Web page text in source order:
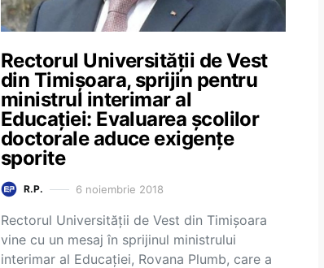
Rectorul Universității de Vest
din Timișoara, sprijin pentru
ministrul interimar al
Educației: Evaluarea școlilor
doctorale aduce exigențe
sporite
R.P. 6 noiembrie 2018
Rectorul Universității de Vest din Timișoara
vine cu un mesaj în sprijinul ministrului
interimar al Educației, Rovana Plumb, care a